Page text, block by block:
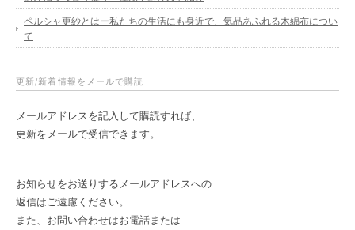
ペルシャ更紗とはー私たちの生活にも身近で、気品あふれる木綿布につい
て
更新/新着情報をメールで購読
メールアドレスを記入して購読すれば、
更新をメールで受信できます。
お知らせをお送りするメールアドレスへの
返信はご遠慮ください。
また、お問い合わせはお電話または